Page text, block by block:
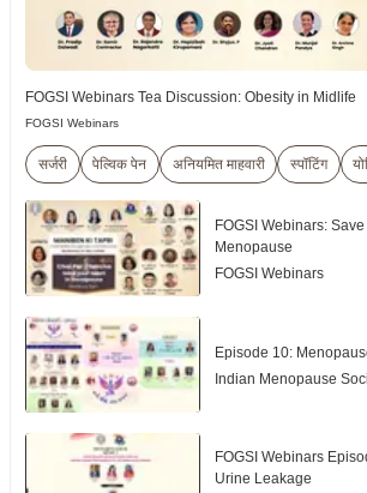
FOGSI Webinars Tea Discussion: Obesity in Midlife
FOGSI Webinars
सर्जरी पेल्विक पेन अनियमित माहवारी स्पॉटिंग
FOGSI Webinars:
Menopause
FOGSI Webinars
Episode 10:
Indian Menopause
FOGSI Webinars
Urine Leakage